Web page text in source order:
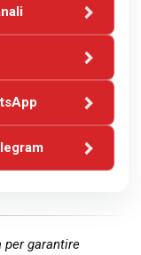
per garantire